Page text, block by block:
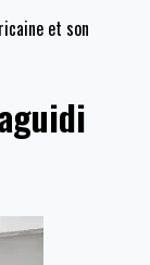
et son